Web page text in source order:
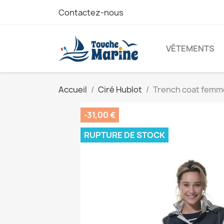
Contactez-nous
VÊTEMENTS
Accueil Ciré Hublot Trench coat
-31,00 €
RUPTURE DE STOCK